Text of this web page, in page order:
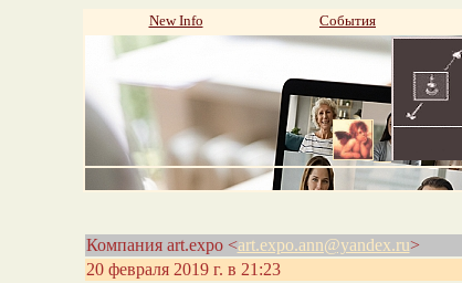
New Info События
Компания art.expo <art.expo.ann@yandex.ru>
20 февраля 2019 г. в 21:23